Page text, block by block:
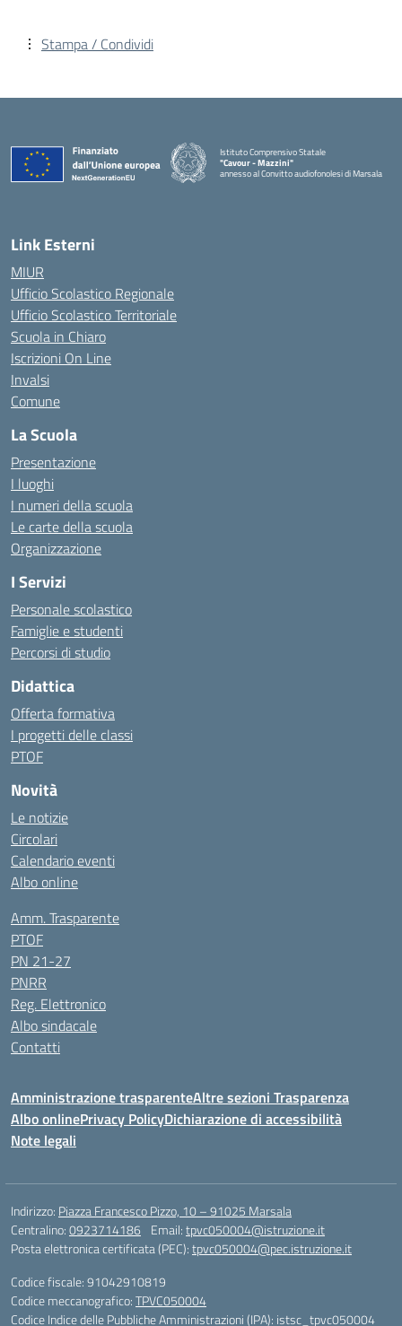
Stampa / Condividi
Istituto Comprensivo Statale
"Cavour - Mazzini"
annesso al Convitto audiofonolesi di Marsala
Link Esterni
MIUR
Ufficio Scolastico Regionale
Ufficio Scolastico Territoriale
Scuola in Chiaro
Iscrizioni On Line
Invalsi
Comune
La Scuola
Presentazione
I luoghi
I numeri della scuola
Le carte della scuola
Organizzazione
I Servizi
Personale scolastico
Famiglie e studenti
Percorsi di studio
Didattica
Offerta formativa
I progetti delle classi
PTOF
Novità
Le notizie
Circolari
Calendario eventi
Albo online
Amm. Trasparente
PTOF
PN 21-27
PNRR
Reg. Elettronico
Albo sindacale
Contatti
Amministrazione trasparenteAltre sezioni Trasparenza
Albo onlinePrivacy PolicyDichiarazione di accessibilità
Note legali
Indirizzo: Piazza Francesco Pizzo, 10 – 91025 Marsala
Centralino:0923714186 Email:tpvc050004@istruzione.it
Posta elettronica certificata (PEC):tpvc050004@pec.istruzione.it
Codice fiscale: 91042910819
Codice meccanografico:TPVC050004
Codice Indice delle Pubbliche Amministrazioni (IPA): istsc_tpvc050004